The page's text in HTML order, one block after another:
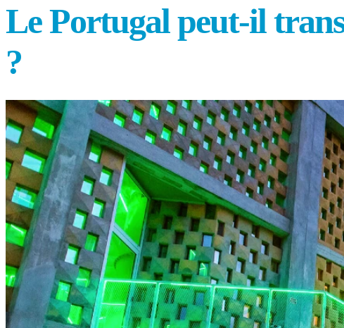
Le Portugal peut-il
?